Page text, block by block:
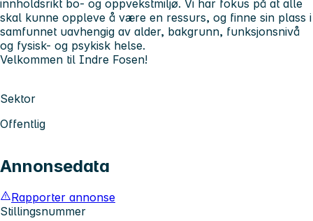
innholdsrikt bo- og oppvekstmiljø. Vi har fokus på at alle
skal kunne oppleve å være en ressurs, og finne sin plass i
samfunnet uavhengig av alder, bakgrunn, funksjonsnivå
og fysisk- og psykisk helse.
Velkommen til Indre Fosen!
Sektor
Offentlig
Annonsedata
Rapporter annonse
Stillingsnummer